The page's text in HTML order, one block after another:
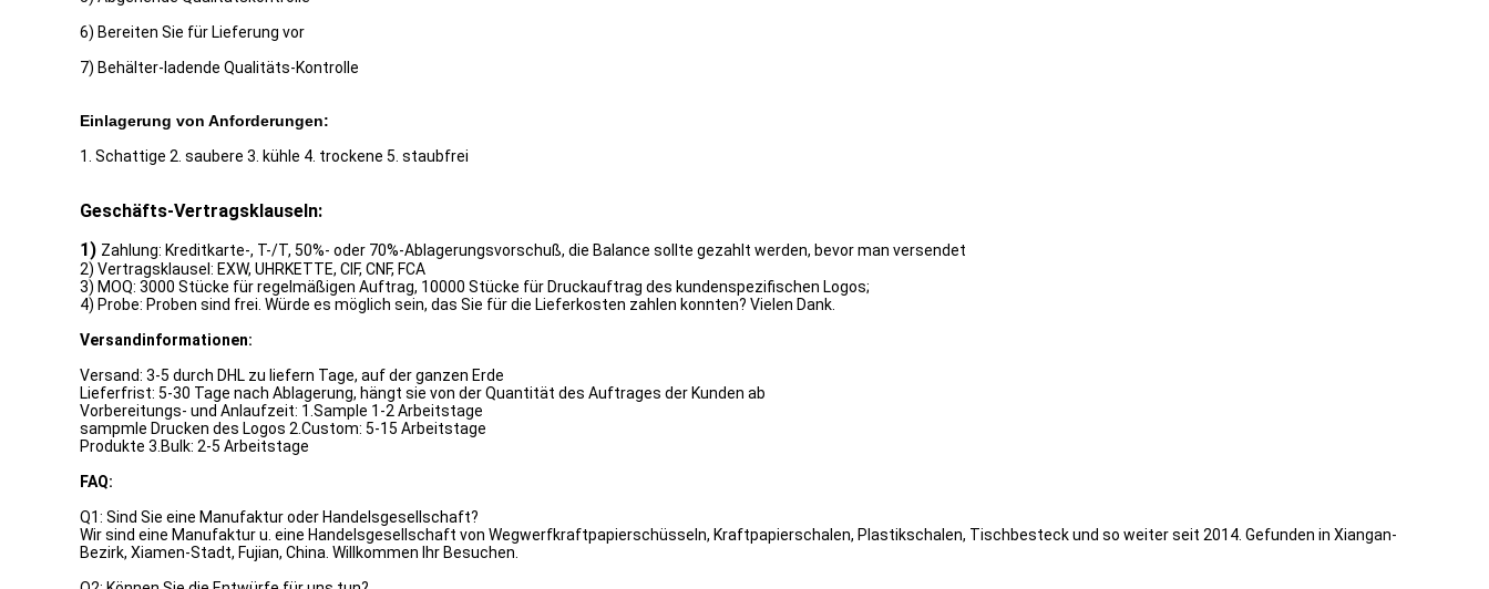
6) Bereiten Sie für Lieferung vor
7) Behälter-ladende Qualitäts-Kontrolle
Einlagerung von Anforderungen:
1. Schattige 2. saubere 3. kühle 4. trockene 5. staubfrei
Geschäfts-Vertragsklauseln:
1) Zahlung: Kreditkarte-, T-/T, 50%- oder 70%-Ablagerungsvorschuß, die Balance sollte gezahlt werden, bevor man versendet
2) Vertragsklausel: EXW, UHRKETTE, CIF, CNF, FCA
3) MOQ: 3000 Stücke für regelmäßigen Auftrag, 10000 Stücke für Druckauftrag des kundenspezifischen Logos;
4) Probe: Proben sind frei. Würde es möglich sein, das Sie für die Lieferkosten zahlen konnten? Vielen Dank.
Versandinformationen:
Versand: 3-5 durch DHL zu liefern Tage, auf der ganzen Erde
Lieferfrist: 5-30 Tage nach Ablagerung, hängt sie von der Quantität des Auftrages der Kunden ab
Vorbereitungs- und Anlaufzeit: 1.Sample 1-2 Arbeitstage
sampmle Drucken des Logos 2.Custom: 5-15 Arbeitstage
Produkte 3.Bulk: 2-5 Arbeitstage
FAQ:
Q1: Sind Sie eine Manufaktur oder Handelsgesellschaft?
Wir sind eine Manufaktur u. eine Handelsgesellschaft von Wegwerfkraftpapierschüsseln, Kraftpapierschalen, Plastikschalen, Tischbesteck und so weiter seit 2014. Gefunden in Xiangan-
Bezirk, Xiamen-Stadt, Fujian, China. Willkommen Ihr Besuchen.